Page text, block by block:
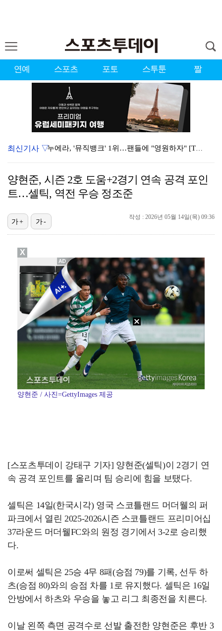
연예 스포츠 포토 스투툰 짤
누에라, '뮤직뱅크' 1위…팬들에 "영원하자" [TV캡…
대한축구협회의 '심판 성접대'…최악의 경우 런던 올림픽…
폭발까지 5분…안보현·정은채, 목숨 건 사투 시작(재벌…
대놓고 '심판 마사지'로 결재 받기도…최종 결재권자는 …
진세연, 전속계약 종료…FA 시장 나왔다 [공식]
'1라운드 115위' 김민별, 2라운드 7타 줄이며 7…
최신기사 ▽
양현준, 시즌 2호 도움+2경기 연속 공격 포인
트…셀틱, 역전 우승 정조준
작성 : 2026년 05월 14일(목) 09:36
가+ 가-
양현준 / 사진=GettyImages 제공
[스포츠투데이 강태구 기자] 양현준(셀틱)이 2경기 연
속 공격 포인트를 올리며 팀 승리에 힘을 보탰다.
셀틱은 14일(한국시각) 영국 스코틀랜드 머더웰의 퍼
파크에서 열린 2025-2026시즌 스코틀랜드 프리미어십
37라운드 머더웰FC와의 원정 경기에서 3-2로 승리했
다.
이로써 셀틱은 25승 4무 8패(승점 79)를 기록, 선두 하
츠(승점 80)와의 승점 차를 1로 유지했다. 셀틱은 16일
안방에서 하츠와 우승을 놓고 리그 최종전을 치른다.
이날 왼쪽 측면 공격수로 선발 출전한 양현준은 후반 3
X